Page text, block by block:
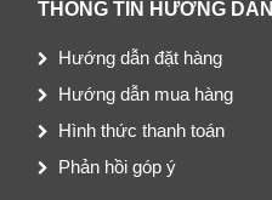
THÔNG TIN HƯỚNG DẪN
Hướng dẫn đặt hàng
Hướng dẫn mua hàng
Hình thức thanh toán
Phản hồi góp ý